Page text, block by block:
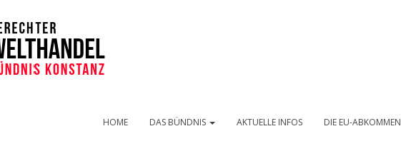
HOME DAS BÜNDNIS AKTUELLE INFOS DIE EU-ABKOMMEN